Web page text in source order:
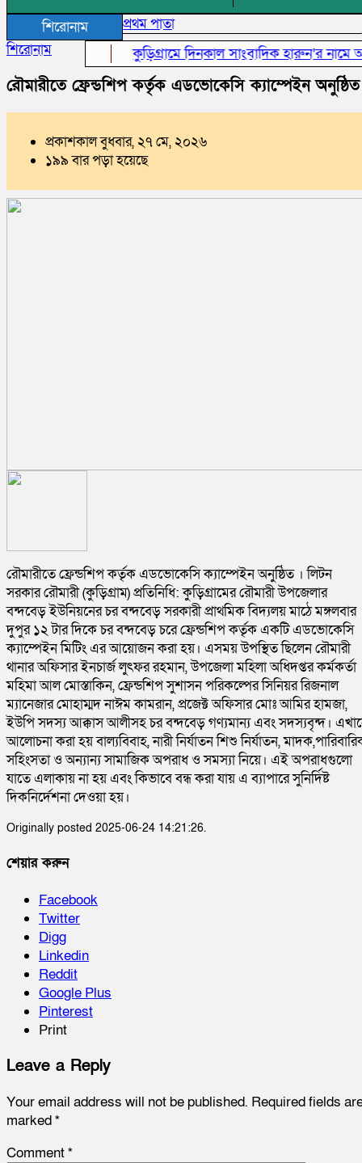
শিরোনাম
কুড়িগ্রামে দিনকাল সাংবাদিক হারুন’র নামে
প্রথম পাতা
শিরোনাম
রৌমারীতে ফ্রেন্ডশিপ কর্তৃক এডভোকেসি ক্যাম্পেইন অনুষ্ঠিত
প্রকাশকাল বুধবার, ২৭ মে, ২০২৬
১৯৯ বার পড়া হয়েছে
রৌমারীতে ফ্রেন্ডশিপ কর্তৃক এডভোকেসি ক্যাম্পেইন অনুষ্ঠিত । লিটন
সরকার রৌমারী (কুড়িগ্ৰাম) প্রতিনিধি: কুড়িগ্ৰামের রৌমারী উপজেলার
বন্দবেড় ইউনিয়নের চর বন্দবেড় সরকারী প্রাথমিক বিদ্যলয় মাঠে মঙ্গলবার
দুপুর ১২ টার দিকে চর বন্দবেড় চরে ফ্রেন্ডশিপ কর্তৃক একটি এডভোকেসি
ক্যাম্পেইন মিটিং এর আয়োজন করা হয়। এসময় উপস্থিত ছিলেন রৌমারী
থানার অফিসার ইনচার্জ লুৎফর রহমান, উপজেলা মহিলা অধিদপ্তর কর্মকর্তা
মহিমা আল মোস্তাকিন, ফ্রেন্ডশিপ সুশাসন পরিকল্পের সিনিয়র রিজনাল
ম্যানেজার মোহাম্মদ নাঈম কামরান, প্রজেক্ট অফিসার মোঃ আমির হামজা,
ইউপি সদস্য আক্কাস আলীসহ চর বন্দবেড় গণ্যমান্য এবং সদস্যবৃন্দ।
আলোচনা করা হয় বাল্যবিবাহ, নারী নির্যাতন শিশু নির্যাতন,
সহিংসতা ও অন্যান্য সামাজিক অপরাধ ও সমস্যা নিয়ে। এই অপরাধগুলো
যাতে এলাকায় না হয় এবং কিভাবে বন্ধ করা যায় এ ব্যাপারে সুনির্দিষ্ট
দিকনির্দেশনা দেওয়া হয়।
Originally posted 2025-06-24 14:21:26.
শেয়ার করুন
Facebook
Twitter
Digg
Linkedin
Reddit
Google Plus
Pinterest
Print
Leave a Reply
Your email address will not be published. Required fields
marked*
Comment*